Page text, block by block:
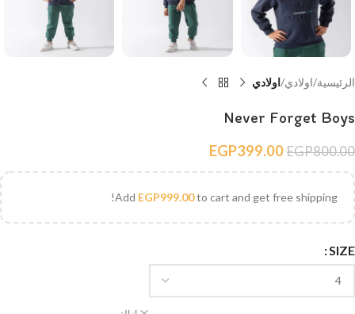
الرئيسية اولادي اولادي
Never Forget Boys
EGP800.00
EGP399.00
Add EGP999.00to cart and get free shipping!
SIZE